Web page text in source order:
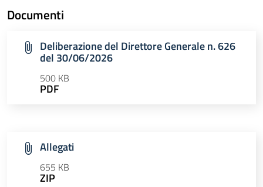
Documenti
Deliberazione del Direttore Generale n. 626
del 30/06/2026
500 KB
PDF
Allegati
655 KB
ZIP